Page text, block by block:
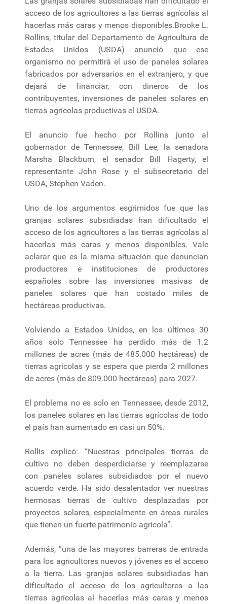
acceso de los agricultores a las tierras agrícolas al
hacerlas más caras y menos disponibles.Brooke L.
Rollins, titular del Departamento de Agricultura de
Estados Unidos (USDA) anunció que ese
organismo no permitirá el uso de paneles solares
fabricados por adversarios en el extranjero, y que
dejará de financiar, con dineros de los
contribuyentes, inversiones de paneles solares en
tierras agrícolas productivas el USDA.
El anuncio fue hecho por Rollins junto al
gobernador de Tennessee, Bill Lee, la senadora
Marsha Blackburn, el senador Bill Hagerty, el
representante John Rose y el subsecretario del
USDA, Stephen Vaden.
Uno de los argumentos esgrimidos fue que las
granjas solares subsidiadas han dificultado el
acceso de los agricultores a las tierras agrícolas al
hacerlas más caras y menos disponibles. Vale
aclarar que es la misma situación que denuncian
productores e instituciones de productores
españoles sobre las inversiones masivas de
paneles solares que han costado miles de
hectáreas productivas.
Volviendo a Estados Unidos, en los últimos 30
años solo Tennessee ha perdido más de 1.2
millones de acres (más de 485.000 hectáreas) de
tierras agrícolas y se espera que pierda 2 millones
de acres (más de 809.000 hectáreas) para 2027.
El problema no es solo en Tennessee, desde 2012,
los paneles solares en las tierras agrícolas de todo
el país han aumentado en casi un 50%.
Rollis explicó: “Nuestras principales tierras de
cultivo no deben desperdiciarse y reemplazarse
con paneles solares subsidiados por el nuevo
acuerdo verde. Ha sido desalentador ver nuestras
hermosas tierras de cultivo desplazadas por
proyectos solares, especialmente en áreas rurales
que tienen un fuerte patrimonio agrícola”.
Además, “una de las mayores barreras de entrada
para los agricultores nuevos y jóvenes es el acceso
a la tierra. Las granjas solares subsidiadas han
dificultado el acceso de los agricultores a las
tierras agrícolas al hacerlas más caras y menos